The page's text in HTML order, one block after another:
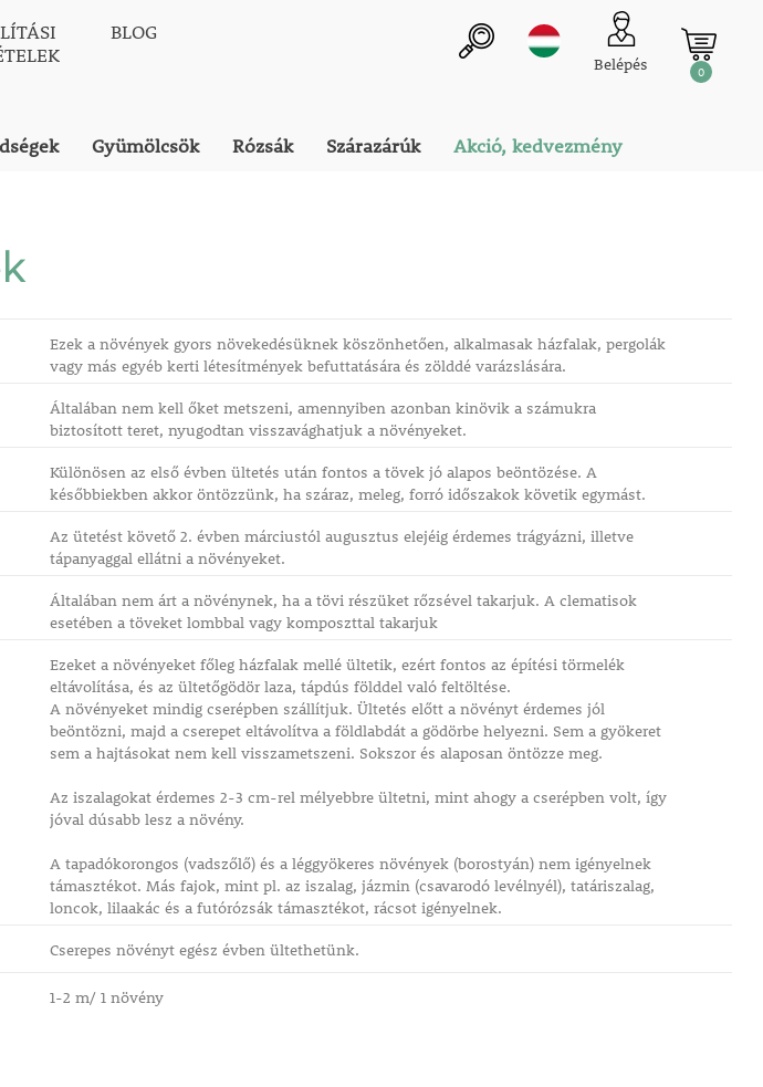
BLOG
Belépés 0
Gyümölcsök Rózsák Szárazárúk Akció, kedvezmény
Ezek a növények gyors növekedésüknek köszönhetően, alkalmasak házfalak, pergolák
vagy más egyéb kerti létesítmények befuttatására és zölddé varázslására.
Általában nem kell őket metszeni, amennyiben azonban kinövik a számukra
biztosított teret, nyugodtan visszavághatjuk a növényeket.
Különösen az első évben ültetés után fontos a tövek jó alapos beöntözése. A
későbbiekben akkor öntözzünk, ha száraz, meleg, forró időszakok követik egymást.
Az ütetést követő 2. évben márciustól augusztus elejéig érdemes trágyázni, illetve
tápanyaggal ellátni a növényeket.
Általában nem árt a növénynek, ha a tövi részüket rőzsével takarjuk. A clematisok
esetében a töveket lombbal vagy komposzttal takarjuk
Ezeket a növényeket főleg házfalak mellé ültetik, ezért fontos az építési törmelék
eltávolítása, és az ültetőgödör laza, tápdús földdel való feltöltése.
A növényeket mindig cserépben szállítjuk. Ültetés előtt a növényt érdemes jól
beöntözni, majd a cserepet eltávolítva a földlabdát a gödörbe helyezni. Sem a gyökeret
sem a hajtásokat nem kell visszametszeni. Sokszor és alaposan öntözze meg.
Az iszalagokat érdemes 2-3 cm-rel mélyebbre ültetni, mint ahogy a cserépben volt, így
jóval dúsabb lesz a növény.
A tapadókorongos (vadszőlő) és a léggyökeres növények (borostyán) nem igényelnek
támasztékot. Más fajok, mint pl. az iszalag, jázmin (csavarodó levélnyél), tatáriszalag,
loncok, lilaakác és a futórózsák támasztékot, rácsot igényelnek.
Cserepes növényt egész évben ültethetünk.
1-2 m/ 1 növény